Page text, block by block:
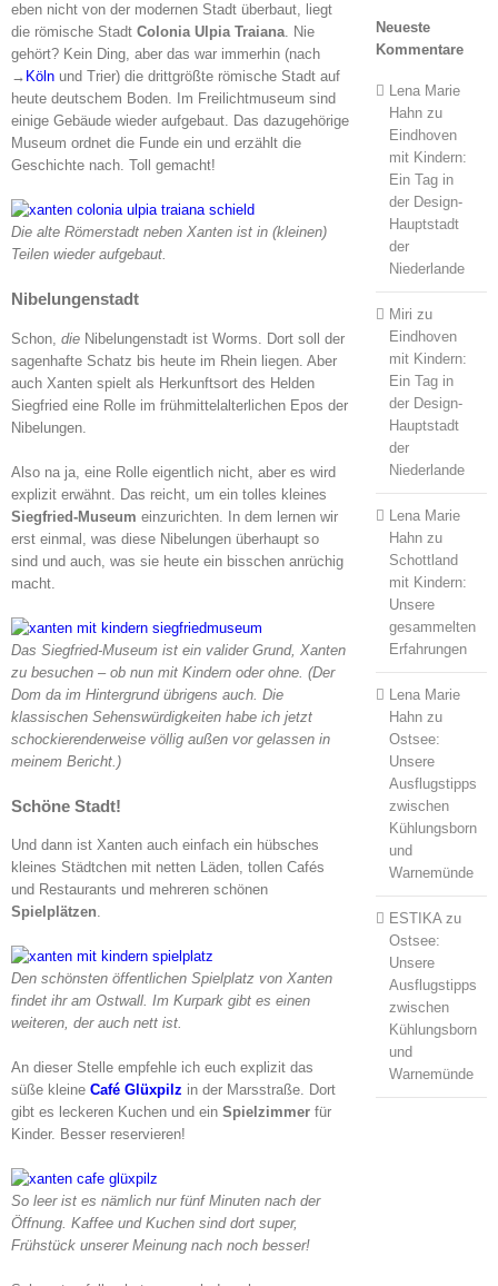
eben nicht von der modernen Stadt überbaut, liegt
die römische Stadt Colonia Ulpia Traiana. Nie
gehört? Kein Ding, aber das war immerhin (nach
→ Köln und Trier) die drittgrößte römische Stadt auf
heute deutschem Boden. Im Freilichtmuseum sind
einige Gebäude wieder aufgebaut. Das dazugehörige
Museum ordnet die Funde ein und erzählt die
Geschichte nach. Toll gemacht!
Die alte Römerstadt neben Xanten ist in (kleinen)
Teilen wieder aufgebaut.
Nibelungenstadt
Schon, die Nibelungenstadt ist Worms. Dort soll der
sagenhafte Schatz bis heute im Rhein liegen. Aber
auch Xanten spielt als Herkunftsort des Helden
Siegfried eine Rolle im frühmittelalterlichen Epos der
Nibelungen.
Also na ja, eine Rolle eigentlich nicht, aber es wird
explizit erwähnt. Das reicht, um ein tolles kleines
Siegfried-Museum einzurichten. In dem lernen wir
erst einmal, was diese Nibelungen überhaupt so
sind und auch, was sie heute ein bisschen anrüchig
macht.
Das Siegfried-Museum ist ein valider Grund, Xanten
zu besuchen – ob nun mit Kindern oder ohne. (Der
Dom da im Hintergrund übrigens auch. Die
klassischen Sehenswürdigkeiten habe ich jetzt
schockierenderweise völlig außen vor gelassen in
meinem Bericht.)
Schöne Stadt!
Und dann ist Xanten auch einfach ein hübsches
kleines Städtchen mit netten Läden, tollen Cafés
und Restaurants und mehreren schönen
Spielplätzen
Den schönsten öffentlichen Spielplatz von Xanten
findet ihr am Ostwall. Im Kurpark gibt es einen
weiteren, der auch nett ist.
An dieser Stelle empfehle ich euch explizit das
süße kleine Café Glüxpilz in der Marsstraße. Dort
gibt es leckeren Kuchen und ein Spielzimmer für
Kinder. Besser reservieren!
So leer ist es nämlich nur fünf Minuten nach der
Öffnung. Kaffee und Kuchen sind dort super,
Frühstück unserer Meinung nach noch besser!
Neueste
Kommentare
Lena Marie
Hahnzu
Eindhoven
mit Kindern:
Ein Tag in
der Design-
Hauptstadt
der
Niederlande
Miri zu
Eindhoven
mit Kindern:
Ein Tag in
der Design-
Hauptstadt
der
Niederlande
Lena Marie
Hahnzu
Schottland
mit Kindern:
Unsere
gesammelten
Erfahrungen
Lena Marie
Hahnzu
Ostsee:
Unsere
Ausflugstipps
zwischen
Kühlungsborn
und
Warnemünde
ESTIKAzu
Ostsee:
Unsere
Ausflugstipps
zwischen
Kühlungsborn
und
Warnemünde